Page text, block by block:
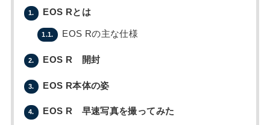
1. EOS Rとは
1.1. EOS Rの主な仕様
2. EOS R 開封
3. EOS R本体の姿
4. EOS R 早速写真を撮ってみた